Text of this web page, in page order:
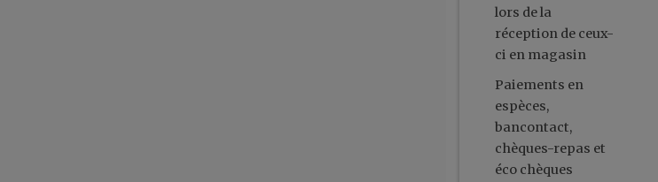
lors de la
réception de ceux-
ci en magasin
Paiements en
espèces,
bancontact,
chèques-repas et
éco chèques